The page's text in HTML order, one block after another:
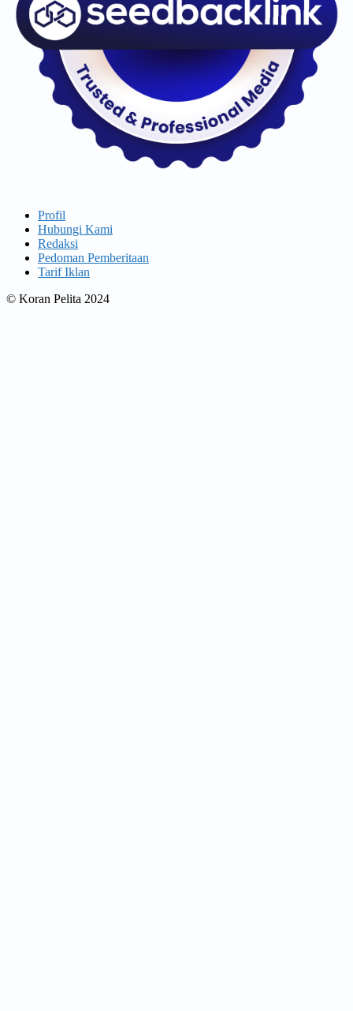
Profil
Hubungi Kami
Redaksi
Pedoman Pemberitaan
Tarif Iklan
© Koran Pelita 2024